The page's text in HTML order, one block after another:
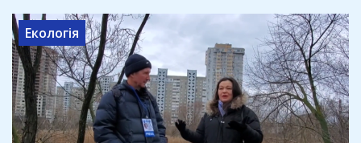
Екологія